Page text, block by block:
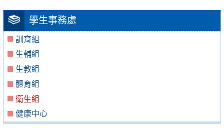
學生事務處
訓育組
生輔組
生教組
體育組
衛生組
健康中心